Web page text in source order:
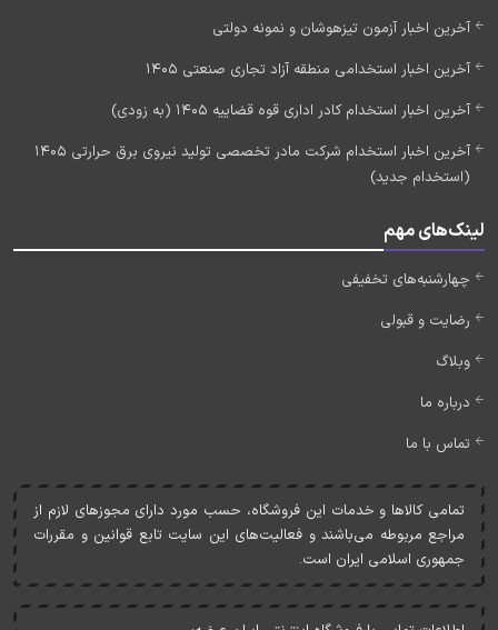
آخرین اخبار آزمون تیزهوشان و نمونه دولتی
آخرین اخبار استخدامی منطقه آزاد تجاری صنعتی 1405
آخرین اخبار استخدام کادر اداری قوه قضاییه 1405 (به زودی)
آخرین اخبار استخدام شرکت مادر تخصصی تولید نیروی برق حرارتی 1405
(استخدام جدید)
لینک‌های مهم
چهارشنبه‌های تخفیفی
رضایت و قبولی
وبلاگ
درباره ما
تماس با ما
تمامی کالاها و خدمات اين فروشگاه، حسب مورد دارای مجوزهای لازم از
مراجع مربوطه می‌باشند و فعاليت‌های اين سايت تابع قوانين و مقررات
جمهوری اسلامی ايران است.